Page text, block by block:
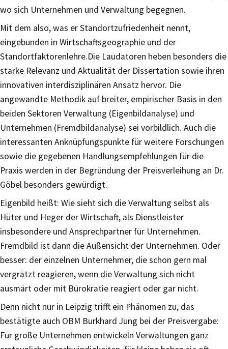
wo sich Unternehmen und Verwaltung begegnen.
Mit dem also, was er Standortzufriedenheit nennt,
eingebunden in Wirtschaftsgeographie und der
Standortfaktorenlehre.Die Laudatoren heben besonders die
starke Relevanz und Aktualität der Dissertation sowie ihren
innovativen interdisziplinären Ansatz hervor. Die
angewandte Methodik auf breiter, empirischer Basis in den
beiden Sektoren Verwaltung (Eigenbildanalyse) und
Unternehmen (Fremdbildanalyse) sei vorbildlich. Auch die
interessanten Anknüpfungspunkte für weitere Forschungen
sowie die gegebenen Handlungsempfehlungen für die
Praxis werden in der Begründung der Preisverleihung an Dr.
Göbel besonders gewürdigt.
Eigenbild heißt: Wie sieht sich die Verwaltung selbst als
Hüter und Heger der Wirtschaft, als Dienstleister
insbesondere und Ansprechpartner für Unternehmen.
Fremdbild ist dann die Außensicht der Unternehmen. Oder
besser: der einzelnen Unternehmer, die schon gern mal
vergrätzt reagieren, wenn die Verwaltung sich nicht
ausmärt oder mit Bürokratie reagiert oder gar nicht.
Denn nicht nur in Leipzig trifft ein Phänomen zu, das
bestätigte auch OBM Burkhard Jung bei der Preisvergabe:
Für große Unternehmen entwickeln Verwaltungen ganz